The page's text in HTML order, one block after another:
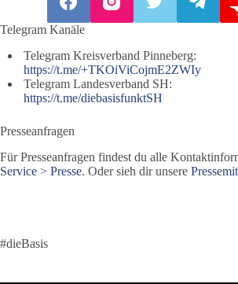
Telegram Kanäle
Telegram Kreisverband Pinneberg:
https://t.me/+TKOiViCojmE2ZWIy
Telegram Landesverband SH:
https://t.me/diebasisfunktSH
Presseanfragen
Für Presseanfragen findest du alle
Service > Presse. Oder sieh dir unsere
#dieBasis